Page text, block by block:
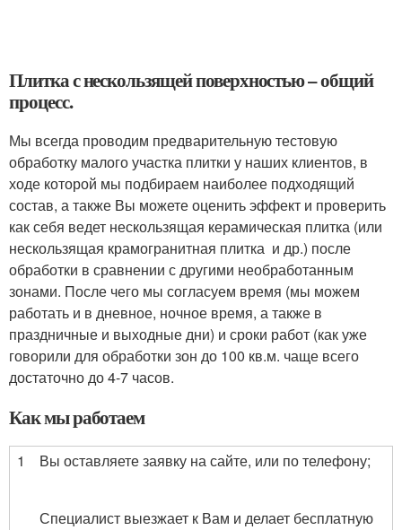
Плитка с нескользящей поверхностью – общий
процесс.
Мы всегда проводим предварительную тестовую
обработку малого участка плитки у наших клиентов, в
ходе которой мы подбираем наиболее подходящий
состав, а также Вы можете оценить эффект и проверить
как себя ведет нескользящая керамическая плитка (или
нескользящая крамогранитная плитка и др.) после
обработки в сравнении с другими необработанным
зонами. После чего мы согласуем время (мы можем
работать и в дневное, ночное время, а также в
праздничные и выходные дни) и сроки работ (как уже
говорили для обработки зон до 100 кв.м. чаще всего
достаточно до 4-7 часов.
Как мы работаем
1 Вы оставляете заявку на сайте, или по телефону;
Специалист выезжает к Вам и делает бесплатную